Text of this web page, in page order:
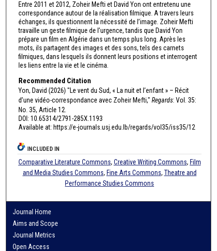
Entre 2011 et 2012, Zoheir Mefti et David Yon ont entretenu une
correspondance autour de la réalisation filmique. A travers leurs
échanges, ils questionnent la nécessité de l’image. Zoheir Mefti
travaille un geste filmique de l’urgence, tandis que David Yon
prépare un film en Algérie dans un temps plus long. Après les
mots, ils partagent des images et des sons, tels des carnets
filmiques, dans lesquels ils donnent leurs positions et interrogent
les liens entre la vie et le cinéma.
Recommended Citation
Yon, David (2026) "Le vent du Sud, « La nuit et l’enfant » – Récit
d’une vidéo-correspondance avec Zoheir Mefti," Regards: Vol. 35:
No. 35, Article 12.
DOI: 10.65314/2791-285X.1193
Available at: https://e-journals.usj.edu.lb/regards/vol35/iss35/12
INCLUDED IN
Comparative Literature Commons, Creative Writing Commons, Film
and Media Studies Commons, Fine Arts Commons, Theatre and
Performance Studies Commons
Journal Home
Aims and Scope
Journal Metrics
Open Access